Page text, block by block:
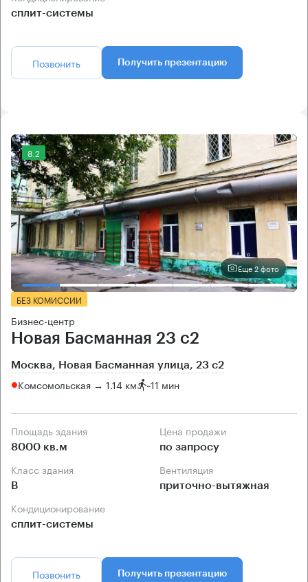
сплит-системы
Позвонить Получить презентацию
8.2
Еще 2 фото
БЕЗ КОМИССИИ
Бизнес-центр
Новая Басманная 23 с2
Москва, Новая Басманная улица, 23 с2
Комсомольская → 1.14 км ~11 мин
Площадь здания
8000 кв.м
Цена продажи
по запросу
Класс здания
B
Вентиляция
приточно-вытяжная
Кондиционирование
сплит-системы
Позвонить Получить презентацию